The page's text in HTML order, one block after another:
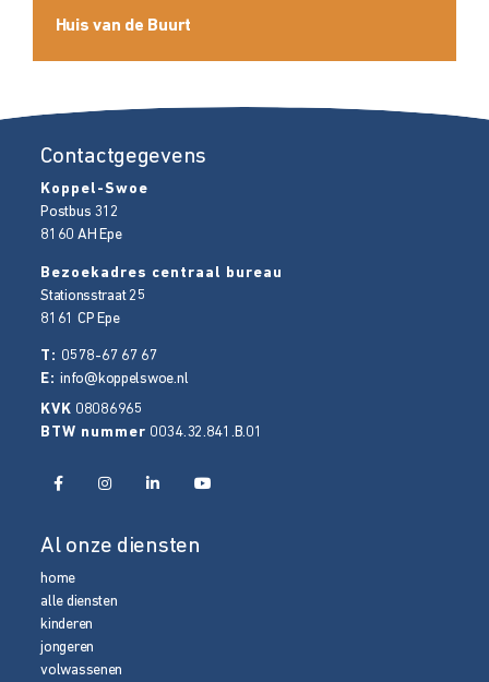
Huis van de Buurt
Contactgegevens
Koppel-Swoe
Postbus 312
8160 AH Epe
Bezoekadres centraal bureau
Stationsstraat 25
8161 CP Epe
T: 0578-67 67 67
E:info@koppelswoe.nl
KVK 08086965
BTW nummer 0034.32.841.B.01
Al onze diensten
home
alle diensten
kinderen
jongeren
volwassenen